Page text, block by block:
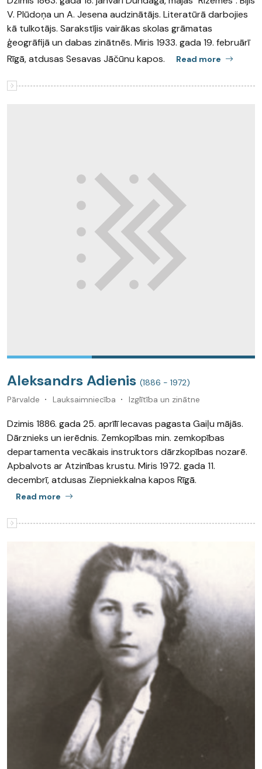
V. Plūdoņa un A. Jesena audzinātājs. Literatūrā darbojies
kā tulkotājs. Sarakstījis vairākas skolas grāmatas
ģeogrāfijā un dabas zinātnēs. Miris 1933. gada 19. februārī
Rīgā, atdusas Sesavas Jāčūnu kapos.
Read more
Aleksandrs Adienis (1886 - 1972)
Pārvalde
Lauksaimniecība Izglītība un zinātne
Dzimis 1886. gada 25. aprīlī Iecavas pagasta Gaiļu mājās.
Dārznieks un ierēdnis. Zemkopības min. zemkopības
departamenta vecākais instruktors dārzkopības nozarē.
Apbalvots ar Atzinības krustu. Miris 1972. gada 11.
decembrī, atdusas Ziepniekkalna kapos Rīgā.
Read more